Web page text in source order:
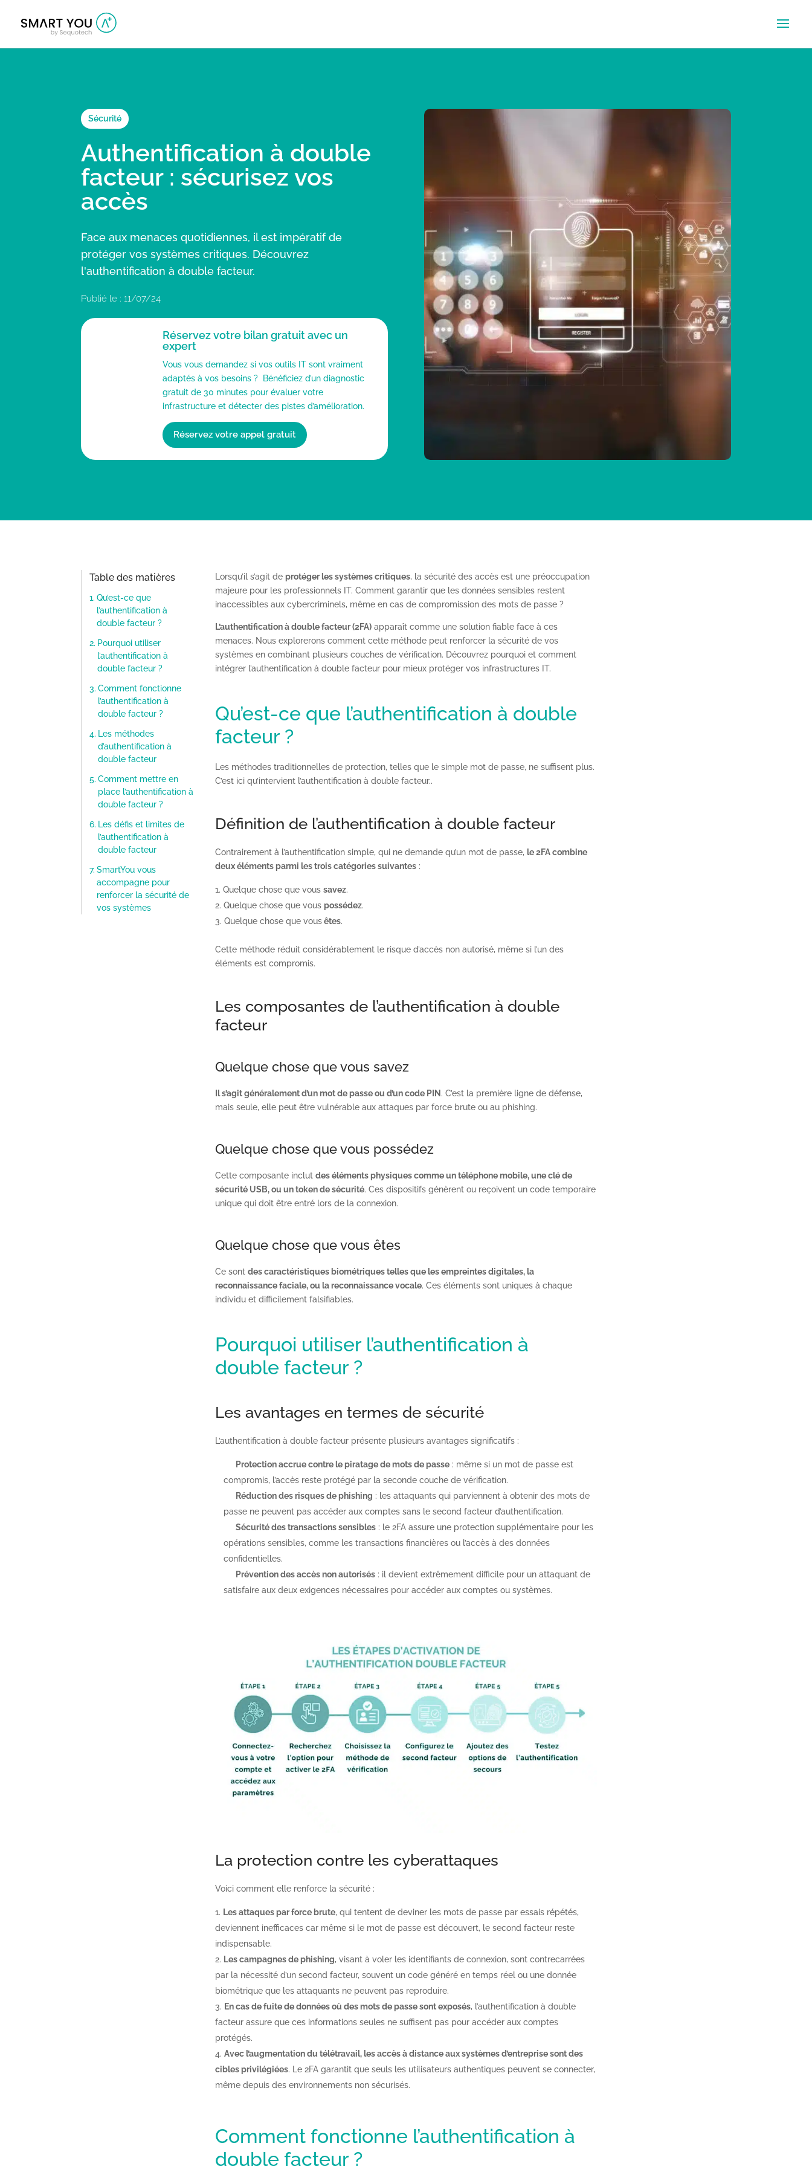
Sécurité
Authentification à double
facteur : sécurisez vos
accès
Face aux menaces quotidiennes, il est impératif de
protéger vos systèmes critiques. Découvrez
l'authentification à double facteur.
Publié le : 11/07/24
Réservez votre bilan gratuit avec un
expert
Vous vous demandez si vos outils IT sont vraiment
adaptés à vos besoins ? Bénéficiez d’un diagnostic
gratuit de 30 minutes pour évaluer votre
infrastructure et détecter des pistes d’amélioration.
Réservez votre appel gratuit
Table des matières
Qu’est-ce que
l’authentification à
double facteur ?
Pourquoi utiliser
l’authentification à
double facteur ?
Comment fonctionne
l’authentification à
double facteur ?
Les méthodes
d’authentification à
double facteur
Comment mettre en
place l’authentification à
double facteur ?
Les défis et limites de
l’authentification à
double facteur
SmartYou vous
accompagne pour
renforcer la sécurité de
vos systèmes
Lorsqu’il s’agit de protéger les systèmes critiques, la sécurité des accès est une préoccupation
majeure pour les professionnels IT. Comment garantir que les données sensibles restent
inaccessibles aux cybercriminels, même en cas de compromission des mots de passe ?
L’authentification à double facteur (2FA)apparaît comme une solution fiable face à ces
menaces. Nous explorerons comment cette méthode peut renforcer la sécurité de vos
systèmes en combinant plusieurs couches de vérification. Découvrez pourquoi et comment
intégrer l’authentification à double facteur pour mieux protéger vos infrastructures IT.
Qu’est-ce que l’authentification à double
facteur ?
Les méthodes traditionnelles de protection, telles que le simple mot de passe, ne suffisent plus.
C’est ici qu’intervient l’authentification à double facteur..
Définition de l’authentification à double facteur
Contrairement à l’authentification simple, qui ne demande qu’un mot de passe, le 2FA combine
deux éléments parmi les trois catégories suivantes:
Quelque chose que vous savez.
Quelque chose que vous possédez.
Quelque chose que vousêtes.
Cette méthode réduit considérablement le risque d’accès non autorisé, même si l’un des
éléments est compromis.
Les composantes de l’authentification à double
facteur
Quelque chose que vous savez
Il s’agit généralement d’un mot de passe ou d’un code PIN . C’est la première ligne de défense,
mais seule, elle peut être vulnérable aux attaques par force brute ou au phishing.
Quelque chose que vous possédez
Cette composante inclut des éléments physiques comme un téléphone mobile, une clé de
sécurité USB, ou un token de sécurité. Ces dispositifs génèrent ou reçoivent un code temporaire
unique qui doit être entré lors de la connexion.
Quelque chose que vous êtes
Ce sont des caractéristiques biométriques telles que les empreintes digitales, la
reconnaissance faciale, ou la reconnaissance vocale. Ces éléments sont uniques à chaque
individu et difficilement falsifiables.
Pourquoi utiliser l’authentification à
double facteur ?
Les avantages en termes de sécurité
L’authentification à double facteur présente plusieurs avantages significatifs :
Protection accrue contre le piratage de mots de passe: même si un mot de passe est
compromis, l’accès reste protégé par la seconde couche de vérification.
Réduction des risques de phishing : les attaquants qui parviennent à obtenir des mots de
passe ne peuvent pas accéder aux comptes sans le second facteur d’authentification.
Sécurité des transactions sensibles: le 2FA assure une protection supplémentaire pour les
opérations sensibles, comme les transactions financières ou l’accès à des données
confidentielles.
Prévention des accès non autorisés: il devient extrêmement difficile pour un attaquant de
satisfaire aux deux exigences nécessaires pour accéder aux comptes ou systèmes.
La protection contre les cyberattaques
Voici comment elle renforce la sécurité :
Les attaques par force brute, qui tentent de deviner les mots de passe par essais répétés,
deviennent inefficaces car même si le mot de passe est découvert, le second facteur reste
indispensable.
Les campagnes de phishing, visant à voler les identifiants de connexion, sont contrecarrées
par la nécessité d’un second facteur, souvent un code généré en temps réel ou une donnée
biométrique que les attaquants ne peuvent pas reproduire.
En cas de fuite de données où des mots de passe sont exposés, l’authentification à double
facteur assure que ces informations seules ne suffisent pas pour accéder aux comptes
protégés.
Avec l’augmentation du télétravail, les accès à distance aux systèmes d’entreprise sont des
cibles privilégiées. Le 2FA garantit que seuls les utilisateurs authentiques peuvent se connecter,
même depuis des environnements non sécurisés.
Comment fonctionne l’authentification à
double facteur ?